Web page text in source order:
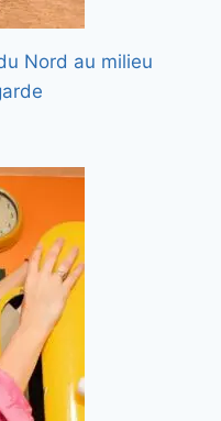
Nord au milieu